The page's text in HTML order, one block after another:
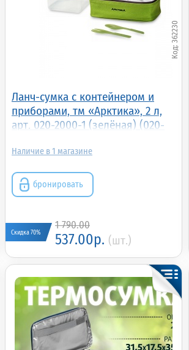
Ланч-сумка с контейнером и
приборами, тм «Арктика», 2 л,
арт. 020-2000-1 (зелёная) (020-
362230
1
бронировать
Скидка 70%
1 790.00
537.00р. (шт.)